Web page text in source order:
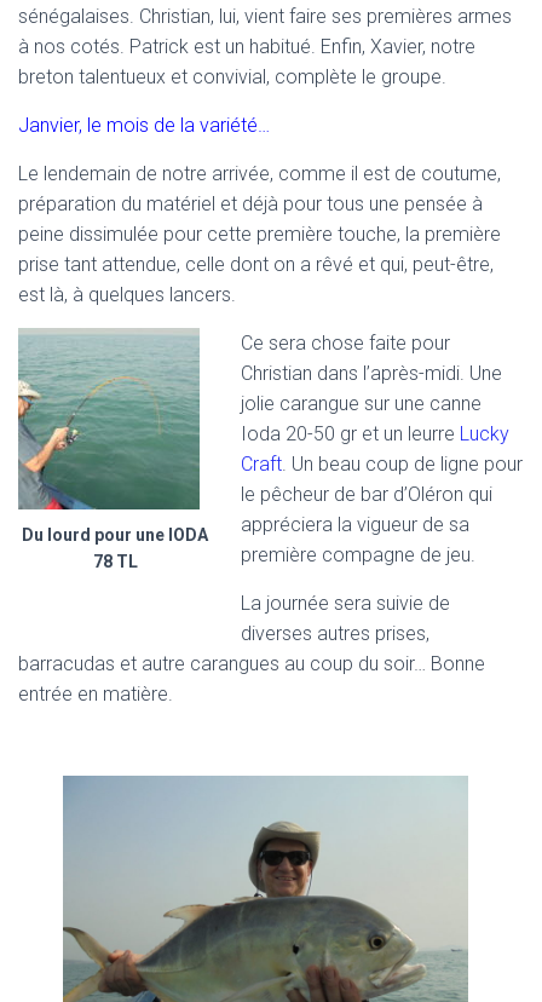
sénégalaises. Christian, lui, vient faire ses premières armes
à nos cotés. Patrick est un habitué. Enfin, Xavier, notre
breton talentueux et convivial, complète le groupe.
Janvier, le mois de la variété…
Le lendemain de notre arrivée, comme il est de coutume,
préparation du matériel et déjà pour tous une pensée à
peine dissimulée pour cette première touche, la première
prise tant attendue, celle dont on a rêvé et qui, peut-être,
est là, à quelques lancers.
Du lourd pour une IODA
78 TL
Ce sera chose faite pour
Christian dans l’après-midi. Une
jolie carangue sur une canne
Ioda 20-50 gr et un leurre Lucky
Craft. Un beau coup de ligne pour
le pêcheur de bar d’Oléron qui
appréciera la vigueur de sa
première compagne de jeu.
La journée sera suivie de
diverses autres prises,
barracudas et autre carangues au coup du soir… Bonne
entrée en matière.